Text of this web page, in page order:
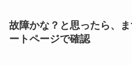
故障かな？と思ったら、
ートページで確認